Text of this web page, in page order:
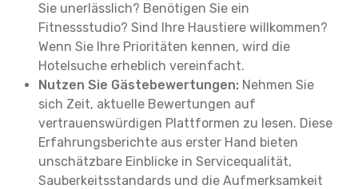
Sie unerlässlich? Benötigen Sie ein
Fitnessstudio? Sind Ihre Haustiere willkommen?
Wenn Sie Ihre Prioritäten kennen, wird die
Hotelsuche erheblich vereinfacht.
Nutzen Sie Gästebewertungen: Nehmen Sie
sich Zeit, aktuelle Bewertungen auf
vertrauenswürdigen Plattformen zu lesen. Diese
Erfahrungsberichte aus erster Hand bieten
unschätzbare Einblicke in Servicequalität,
Sauberkeitsstandards und die Aufmerksamkeit